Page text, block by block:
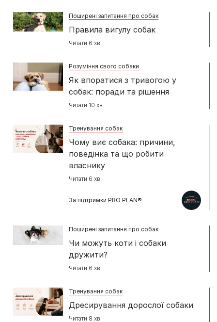
Поширені запитання про собак
Правила вигулу собак
Читати 6 хв
Розуміння свого собаки
Як впоратися з тривогою у
собак: поради та рішення
Читати 10 хв
Тренування собак
Чому виє собака: причини,
поведінка та що робити
власнику
Читати 6 хв
За підтримки PRO PLAN®
Поширені запитання про собак
Чи можуть коти і собаки
дружити?
Читати 6 хв
Тренування собак
Дресирування дорослої собаки
Читати 8 хв